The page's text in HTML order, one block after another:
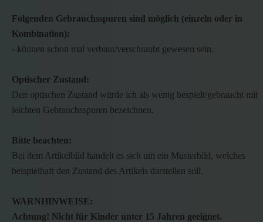
Folgenden Gebrauchsspuren sind möglich (einzeln oder in
Kombination):
- können schon mal verbaut/verschraubt gewesen sein.
Optischer Zustand:
Den optischen Zustand würde ich als wenig bespielt/gebraucht mit
leichten Gebrauchsspuren bezeichnen.
Bitte beachten:
Bei dem Artikelbild handelt es sich um ein Musterbild, welches
beispielhaft den Zustand des Artikels darstellen soll.
WARNHINWEISE:
Achtung! Nicht für Kinder unter 15 Jahren geeignet.